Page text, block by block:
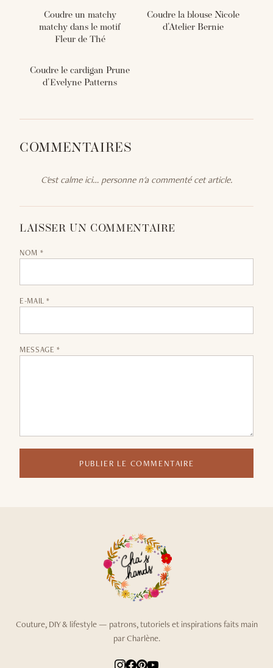
Coudre un matchy
matchy dans le motif
Fleur de Thé
Coudre la blouse Nicole
d'Atelier Bernie
Coudre le cardigan Prune
d'Evelyne Patterns
COMMENTAIRES
C'est calme ici… personne n'a commenté cet article.
LAISSER UN COMMENTAIRE
NOM *
E-MAIL *
MESSAGE *
PUBLIER LE COMMENTAIRE
Couture, DIY & lifestyle — patrons, tutoriels et inspirations faits main
par Charlène.